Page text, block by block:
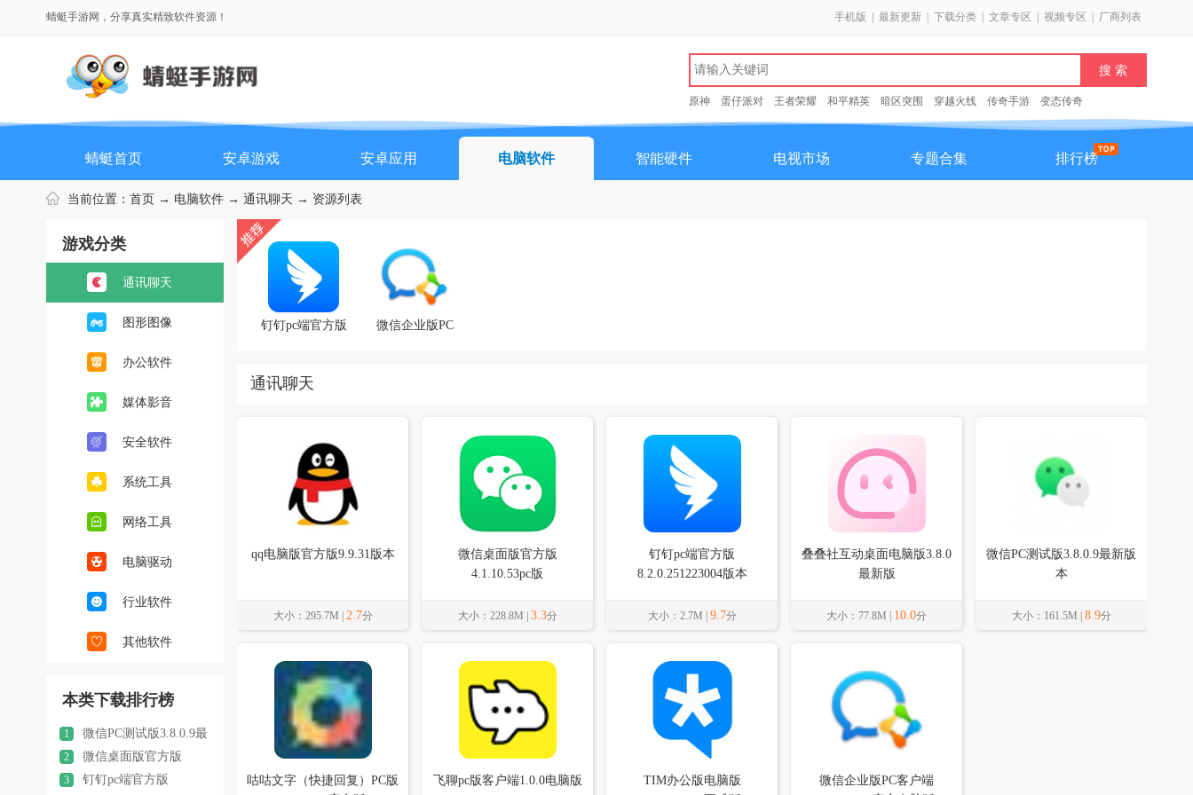
蜻蜓手游网，分享真实精致软件资源！ 手机版 最新更新 下载分类 文章专区 视频专区 厂商列表
原神 蛋仔派对 王者荣耀 和平精英 暗区突围 穿越火线 传奇手游 变态传奇
蜻蜓首页 安卓游戏 安卓应用 电脑软件 智能硬件 电视市场 专题合集 排行榜
当前位置： 首页 → 电脑软件 → 通讯聊天 → 资源列表
游戏分类
通讯聊天
图形图像
办公软件
媒体影音
安全软件
系统工具
网络工具
电脑驱动
行业软件
其他软件
本类下载排行榜
1
微信PC测试版3.8.0.9最
新版本
2
微信桌面版官方版
4.1.10.53pc版
3
钉钉pc端官方版
钉钉pc端官方版
微信企业版PC
通讯聊天
qq电脑版官方版9.9.31版本
大小：295.7M | 2.7分
微信桌面版官方版
4.1.10.53pc版
大小：228.8M | 3.3分
钉钉pc端官方版
8.2.0.251223004版本
大小：2.7M | 9.7分
叠叠社互动桌面电脑版3.8.0
最新版
大小：77.8M | 10.0分
微信PC测试版3.8.0.9最新版
本
大小：161.5M | 8.9分
咕咕文字（快捷回复）PC版
飞聊pc版客户端1.0.0电脑版
TIM办公版电脑版
微信企业版PC客户端